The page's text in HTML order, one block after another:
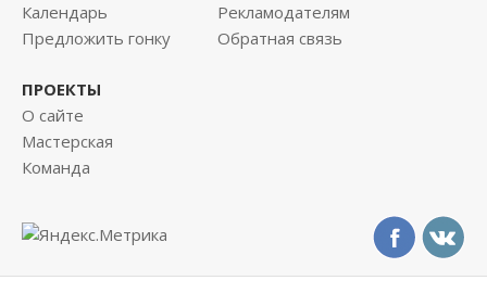
Календарь
Предложить гонку
Рекламодателям
Обратная связь
ПРОЕКТЫ
О сайте
Мастерская
Команда